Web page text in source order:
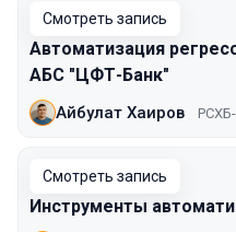
Смотреть запись
Автоматизация
АБС "ЦФТ-Банк"
Айбулат Хаиров
Смотреть запись
Инструменты